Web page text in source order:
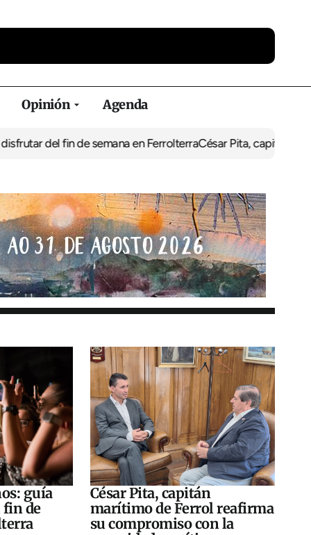
Opinión Agenda
de semana en FerrolterraCésar Pita, capitán marítimo de
guía
fin de
César Pita, capitán
marítimo de Ferrol reafirma
su compromiso con la